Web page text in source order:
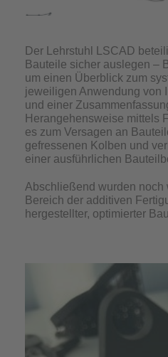
Der Lehrstuhl LSCAD
Bauteile sicher auslegen –
um einen Überblick zum
jeweiligen Anwendung von
und einer
Herangehensweise mittels
es zum Versagen an
gefressenen Kolben und
einer ausführlichen
Abschließend wurden noch
Bereich der additiven
hergestellter, optimierter